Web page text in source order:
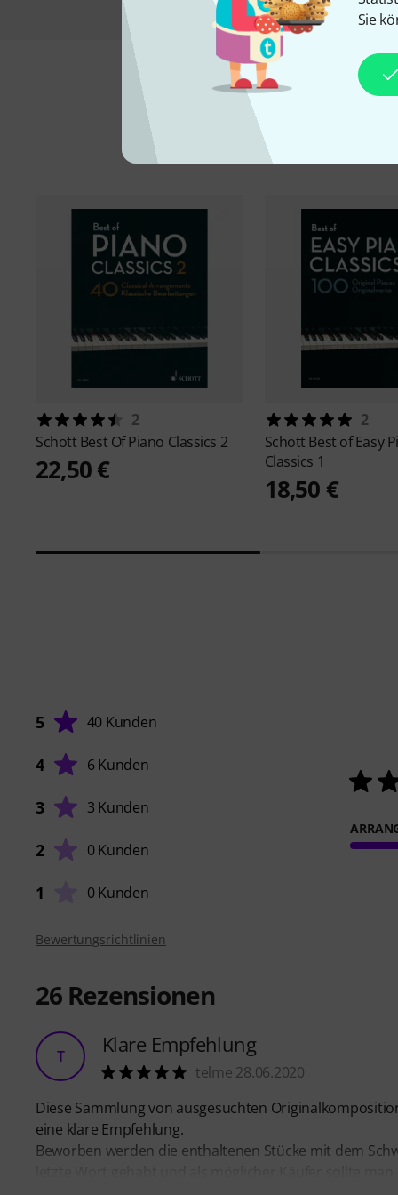
Sie
2
Schott Best Of Piano Classics 2
22,50 €
2
Schott Best of Easy
Classics 1
18,50 €
5 40 Kunden
4 6 Kunden
3 3 Kunden
2 0 Kunden
1 0 Kunden
Bewertungsrichtlinien
26 Rezensionen
T Klare Empfehlung
telme 28.06.2020
Diese Sammlung von ausgesuchten
eine klare Empfehlung.
Beworben werden die enthaltenen Stücke mit dem